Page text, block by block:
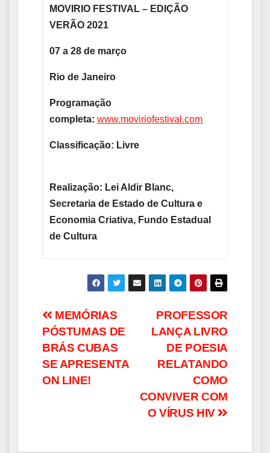
MOVIRIO FESTIVAL – EDIÇÃO
VERÃO 2021
07 a 28 de março
Rio de Janeiro
Programação
completa:www.moviriofestival.com
Classificação: Livre
Realização: Lei Aldir Blanc,
Secretaria de Estado de Cultura e
Economia Criativa, Fundo Estadual
de Cultura
Navegação
de
Post
PROFESSOR
LANÇA LIVRO
DE POESIA
RELATANDO
COMO
CONVIVER COM
O VÍRUS HIV
MEMÓRIAS
PÓSTUMAS DE
BRÁS CUBAS
SE APRESENTA
ON LINE!